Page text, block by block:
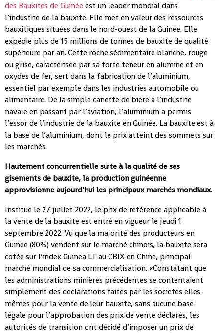
des Bauxites de Guinée est un leader mondial dans
l’industrie de la bauxite. Elle met en valeur des ressources
bauxitiques situées dans le nord-ouest de la Guinée. Elle
expédie plus de 15 millions de tonnes de bauxite de qualité
supérieure par an. Cette roche sédimentaire blanche, rouge
ou grise, caractérisée par sa forte teneur en alumine et en
oxydes de fer, sert dans la fabrication de l’aluminium,
essentiel par exemple dans les industries automobile ou
alimentaire. De la simple canette de bière à l’industrie
navale en passant par l’aviation, l’aluminium a permis
l’essor de l’industrie de la bauxite en Guinée. La bauxite est à
la base de l’aluminium, dont le prix atteint des sommets sur
les marchés.
Hautement concurrentielle suite à la qualité de ses
gisements de bauxite, la production guinéenne
approvisionne aujourd’hui les principaux marchés mondiaux.
Institué le 27 juillet 2022, le prix de référence applicable à
la vente de la bauxite est entré en vigueur le jeudi 1
septembre 2022. Vu que la majorité des producteurs en
Guinée (80%) vendent sur le marché chinois, la bauxite sera
cotée sur l’index Guinea LT au CBIX en Chine, principal
marché mondial de sa commercialisation. «Constatant que
les administrations minières précédentes se contentaient
simplement des déclarations faites par les sociétés elles-
mêmes pour la vente de leur bauxite, sans aucune base
légale pour l’approbation des prix de vente déclarés, les
autorités de transition ont décidé d’imposer un prix de